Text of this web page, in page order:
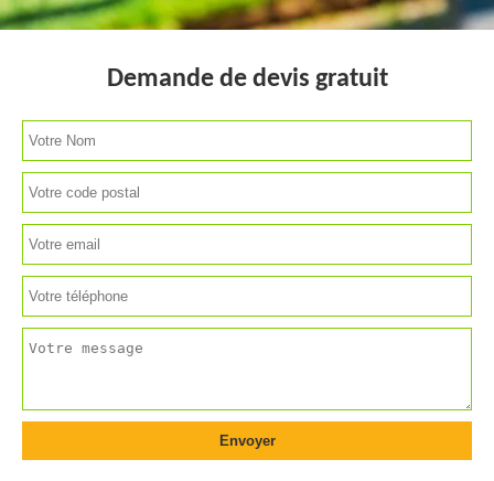
Demande de devis gratuit